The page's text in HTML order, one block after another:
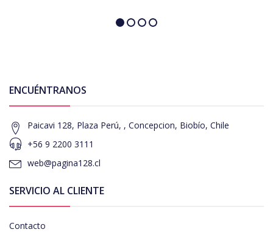
ENCUÉNTRANOS
Paicavi 128, Plaza Perú, , Concepcion, Biobío, Chile
+56 9 2200 3111
web@pagina128.cl
SERVICIO AL CLIENTE
Contacto